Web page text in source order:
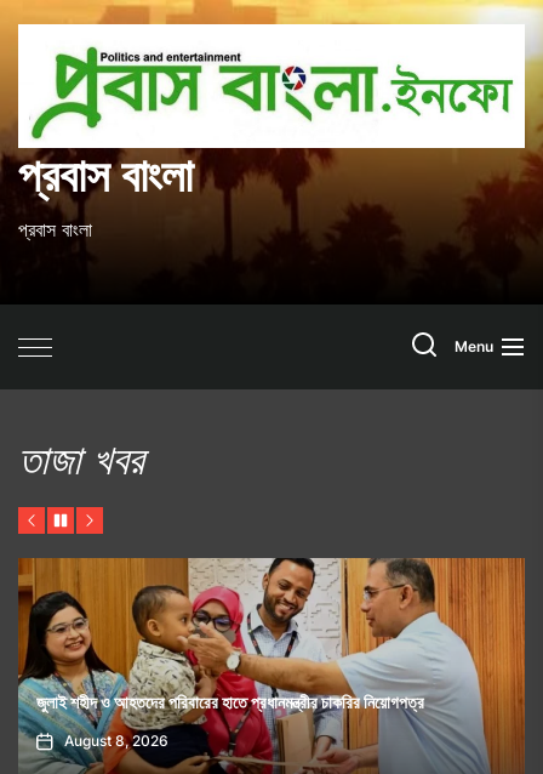
content
প্রবাস বাংলা
প্রবাস বাংলা
SearchMenu
তাজা খবর
Previous
PauseNext
রোমে আটকা বিমানের ফ্লাইট, চরম ভোগান্তিতে যাত্রীরা
August 8, 2026